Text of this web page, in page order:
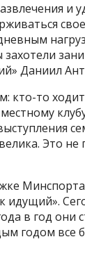
и
Даниил
то ходит
Это не
идущий».
в год они
годом все